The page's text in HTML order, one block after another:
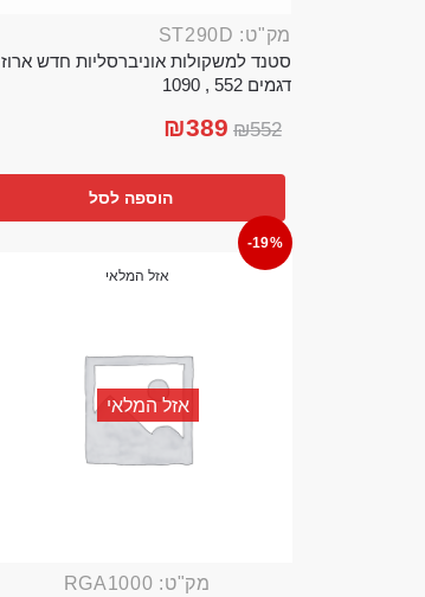
מק"ט: ST290D
סטנד למשקולות אוניברסליות חדש ארוז
דגמים 552 , 1090
₪552
₪389
הוספה לסל
-19%
אזל המלאי
אזל המלאי
מק"ט: RGA1000